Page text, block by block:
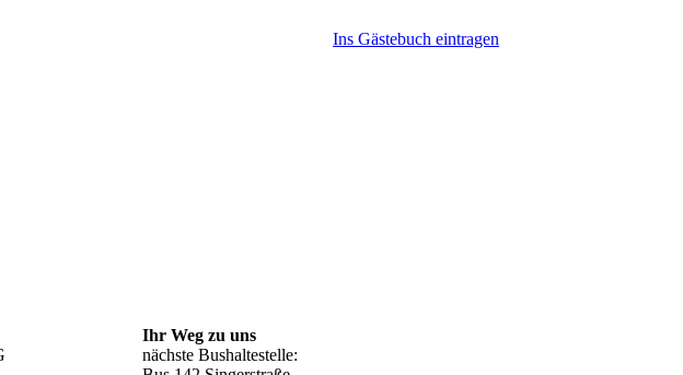
Ins Gästebuch eintragen
Ihr Weg zu uns
nächste Bushaltestelle: